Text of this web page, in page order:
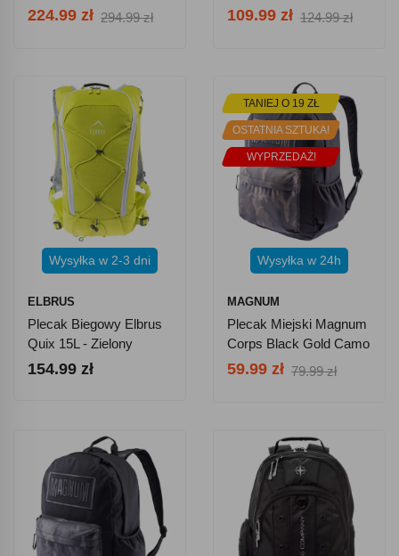
Dress Blues/tile Blue
224.99 zł 294.99 zł 109.99 zł 124.99 zł
Wysyłka w 2-3 dni
ELBRUS
Plecak Biegowy Elbrus
Quix 15L - Zielony
154.99 zł
TANIEJ O 19 ZŁ
OSTATNIA SZTUKA!
WYPRZEDAŻ!
Wysyłka w 24h
MAGNUM
Plecak Miejski Magnum
Corps Black Gold Camo
25l
59.99 zł 79.99 zł